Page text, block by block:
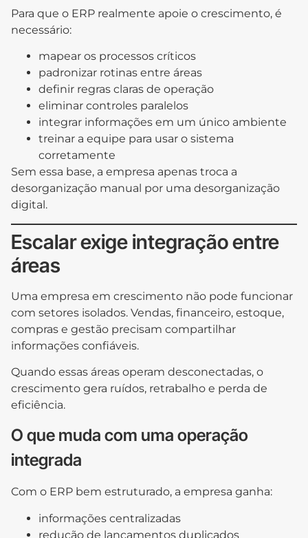
Para que o ERP realmente apoie o crescimento, é
necessário:
mapear os processos críticos
padronizar rotinas entre áreas
definir regras claras de operação
eliminar controles paralelos
integrar informações em um único ambiente
treinar a equipe para usar o sistema
corretamente
Sem essa base, a empresa apenas troca a
desorganização manual por uma desorganização
digital.
Escalar exige integração entre
áreas
Uma empresa em crescimento não pode funcionar
com setores isolados. Vendas, financeiro, estoque,
compras e gestão precisam compartilhar
informações confiáveis.
Quando essas áreas operam desconectadas, o
crescimento gera ruídos, retrabalho e perda de
eficiência.
O que muda com uma operação
integrada
Com o ERP bem estruturado, a empresa ganha:
informações centralizadas
redução de lançamentos duplicados